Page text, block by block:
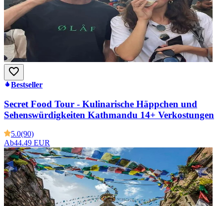
Bestseller
Secret Food Tour - Kulinarische Häppchen und
Sehenswürdigkeiten Kathmandu 14+ Verkostungen
5.0(90)
Ab44.49 EUR